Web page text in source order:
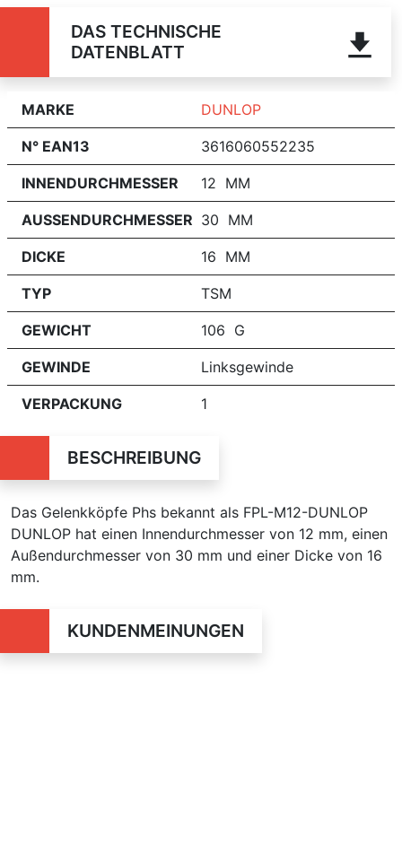
DAS TECHNISCHE
DATENBLATT
MARKE DUNLOP
N° EAN13 3616060552235
INNENDURCHMESSER 12 MM
AUSSENDURCHMESSER 30 MM
DICKE 16 MM
TYP TSM
GEWICHT 106 G
GEWINDE Linksgewinde
VERPACKUNG 1
BESCHREIBUNG
Das Gelenkköpfe Phs bekannt als FPL-M12-DUNLOP
DUNLOP hat einen Innendurchmesser von 12 mm, einen
Außendurchmesser von 30 mm und einer Dicke von 16
mm.
KUNDENMEINUNGEN